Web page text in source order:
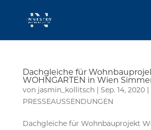
Dachgleiche für
WOHNGARTEN in Wien
von jasmin_kollitsch| Sep. 14, 2020|
PRESSEAUSSENDUNGEN
Dachgleiche für Wohnbauprojekt